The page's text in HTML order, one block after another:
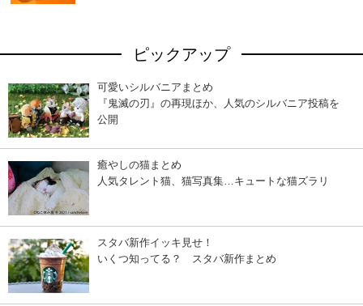
ピックアップ
可愛いシルバニアまとめ
『鬼滅の刃』の再現ほか、人気のシルバニア投稿を
公開
癒やしの猫まとめ
人気タレント猫、猫写真集…キュートな猫ズラリ
スタバ新作イッキ見せ！
いくつ知ってる？ スタバ新作まとめ